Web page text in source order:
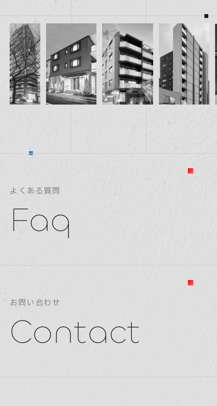
よくある質問
Faq
お問い合わせ
Contact